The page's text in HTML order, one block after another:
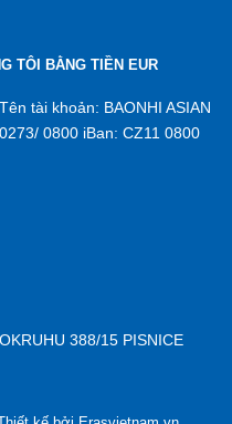
TÔI BẰNG TIỀN EUR
tài khoản: BAONHI ASIAN
0800 iBan: CZ11 0800
388/15 PISNICE